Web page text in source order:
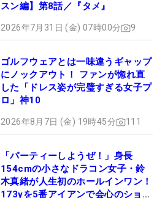
スン編】第8話／『タメ』
2026年7月31日 (金) 07時00分 9
ゴルフウェアとは一味違うギャップ
にノックアウト！ ファンが惚れ直
した「ドレス姿が完璧すぎる女子プ
ロ」神10
2026年8月7日 (金) 19時45分 111
「パーティーしようぜ！」身長
154cmの小さなドラコン女子・鈴
木真緒が人生初のホールインワン！
173yを5番アイアンで会心のショッ